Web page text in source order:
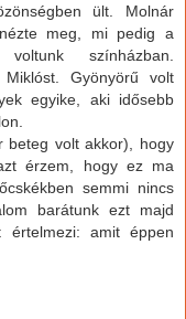
ült. Molnár
meg, mi pedig a
voltunk színházban.
Gyönyörű volt
egyike, aki idősebb
beteg volt akkor), hogy
érzem, hogy ez ma
semmi nincs
barátunk ezt majd
amit éppen